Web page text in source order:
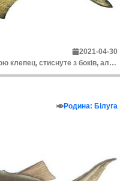
2021-04-30
Тіло білоочки, відомої на Україні під назвою клепец, стиснуте з боків, але більш витягнуте в довжину порівняно з на лящем. Воно покрито досить великою...
Родина: Білуга